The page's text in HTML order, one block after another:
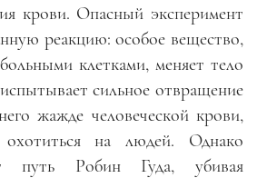
крови. Опасный эксперимент
реакцию: особое вещество,
клетками, меняет тело
сильное отвращение
жажде человеческой крови,
на людей. Однако
путь Робин Гуда, убивая